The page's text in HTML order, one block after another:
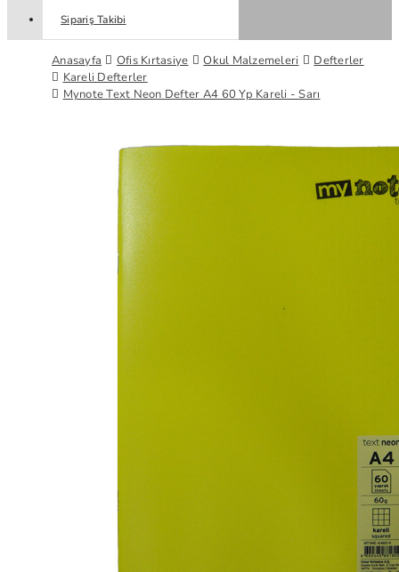
Sipariş Takibi
Anasayfa Ofis Kırtasiye Okul Malzemeleri
Defterler
Kareli Defterler
Mynote Text Neon Defter A4 60 Yp Kareli - Sarı